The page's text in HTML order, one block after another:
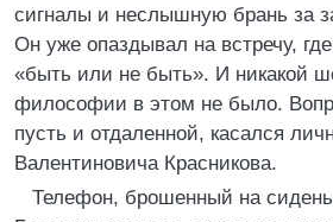
сигналы и неслышную брань за
Он уже опаздывал на встречу,
«быть или не быть». И никакой
философии в этом не было.
пусть и отдаленной, касался
Валентиновича Красникова.
Телефон, брошенный на